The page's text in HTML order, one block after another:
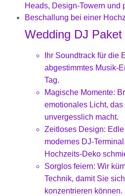
Wedding DJ Paket
Ihr Soundtrack für die
abgestimmtes Musik-
Tag.
Magische Momente:
emotionales Licht,
unvergesslich macht.
Zeitloses Design:
modernes DJ-
Hochzeits-Deko
Sorglos feiern: Wir
Technik, damit Sie
konzentrieren können.